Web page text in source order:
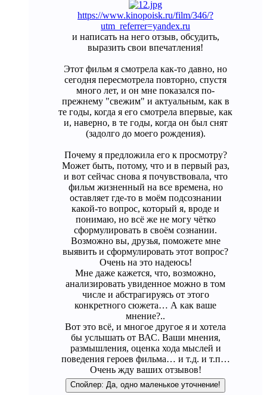
https://www.kinopoisk.ru/film/346/?
utm_referrer=yandex.ru
и написать на него отзыв, обсудить,
выразить свои впечатления!
Этот фильм я смотрела как-то давно, но
сегодня пересмотрела повторно, спустя
много лет, и он мне показался по-
прежнему "свежим" и актуальным, как в
те годы, когда я его смотрела впервые, как
и, наверно, в те годы, когда он был снят
(задолго до моего рождения).
Почему я предложила его к просмотру?
Может быть, потому, что и в первый раз,
и вот сейчас снова я почувствовала, что
фильм жизненный на все времена, но
оставляет где-то в моём подсознании
какой-то вопрос, который я, вроде и
понимаю, но всё же не могу чётко
сформулировать в своём сознании.
Возможно вы, друзья, поможете мне
выявить и сформулировать этот вопрос?
Очень на это надеюсь!
Мне даже кажется, что, возможно,
анализировать увиденное можно в том
числе и абстрагируясь от этого
конкретного сюжета… А как ваше
мнение?..
Вот это всё, и многое другое я и хотела
бы услышать от ВАС. Ваши мнения,
размышления, оценка хода мыслей и
поведения героев фильма… и т.д. и т.п…
Очень жду ваших отзывов!
Спойлер: Да, одно маленькое уточнение!